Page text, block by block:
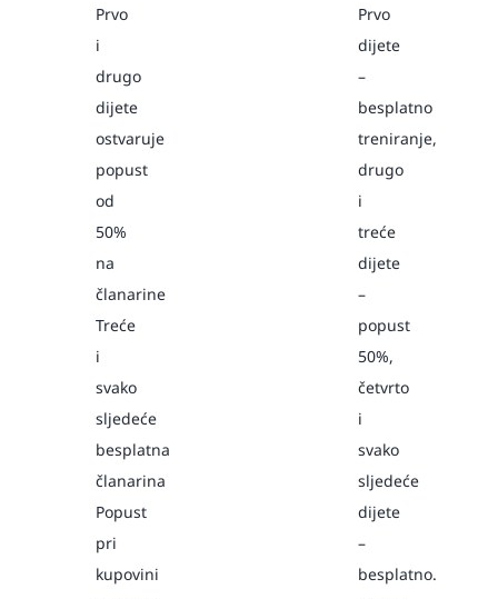
Prvo
i
drugo
dijete
ostvaruje
popust
od
50%
na
članarine
Treće
i
svako
sljedeće
besplatna
članarina
Popust
pri
kupovini
Prvo
dijete
–
besplatno
treniranje,
drugo
i
treće
dijete
–
popust
50%,
četvrto
i
svako
sljedeće
dijete
–
besplatno.